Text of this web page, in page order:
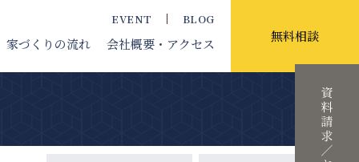
家づくりの流れ 会社概要 ・アクセス
EVENT BLOG
無料相談